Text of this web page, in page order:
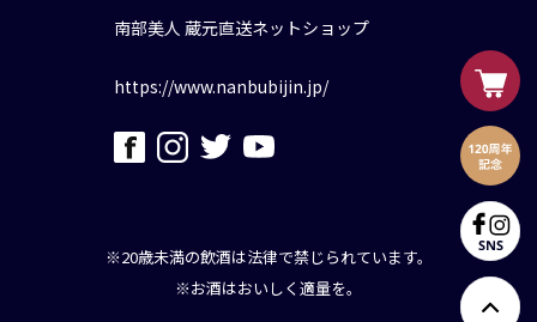
南部美人 蔵元直送ネットショップ
https://www.nanbubijin.jp/
※20歳未満の飲酒は法律で禁じられています。
※お酒はおいしく適量を。